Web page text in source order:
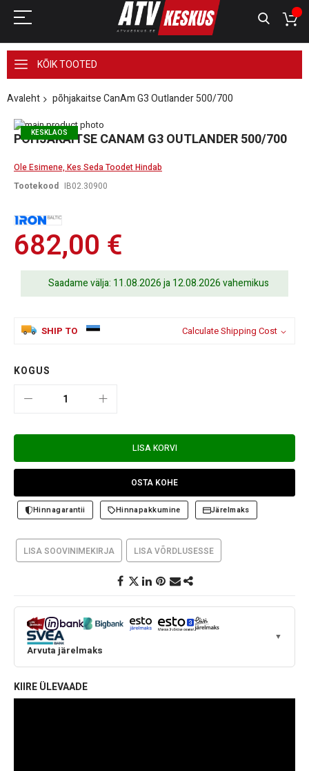
KÕIK TOOTED
Avaleht põhjakaitse CanAm G3 Outlander 500/700
Skip
to
the
of
the
KESKLAOS
Skip
to
beginning
of
gallery
PÕHJAKAITSE CANAM G3 OUTLANDER 500/700
Ole Esimene, Kes Seda Toodet Hindab
Tootekood IB02.30900
682,00 €
Saadame välja: 11.08.2026 ja 12.08.2026 vahemikus
SHIP TO Calculate Shipping Cost
KOGUS
LISA KORVI
OSTA KOHE
Hinnagarantii Hinnapakkumine Järelmaks
LISA SOOVINIMEKIRJA LISA VÕRDLUSESSE
Arvuta järelmaks
▼
KIIRE ÜLEVAADE